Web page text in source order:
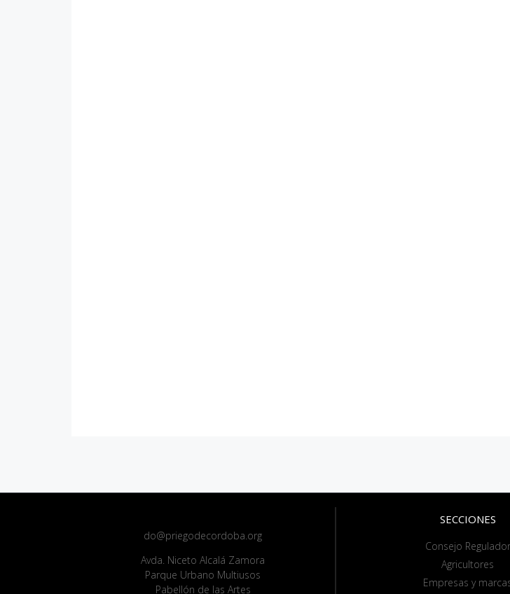
do@priegodecordoba.org
Avda. Niceto Alcalá Zamora
Parque Urbano Multiusos
Pabellón de las Artes
SECCIONES
Consejo Regulador
Agricultores
Empresas y